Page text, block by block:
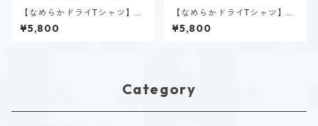
【なめらかドライTシャツ】タ
イプ６-慎む人（ホーリー）｜
ホワイト
¥5,800
【なめらかドライTシャツ】赤
羽 優衣（ESFJ）｜ブラック
¥5,800
Category